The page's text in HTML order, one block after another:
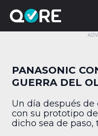
PANASONIC
GUERRA DEL
Un día después de
con su prototipo
dicho sea de paso,